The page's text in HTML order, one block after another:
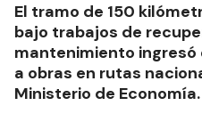
El tramo de 150
bajo trabajos de
mantenimiento
a obras en rutas
Ministerio de Economía.